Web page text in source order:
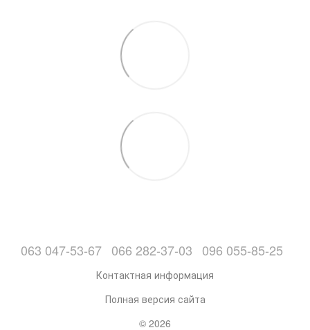
063 047-53-67 066 282-37-03 096 055-85-25
Контактная информация
Полная версия сайта
© 2026